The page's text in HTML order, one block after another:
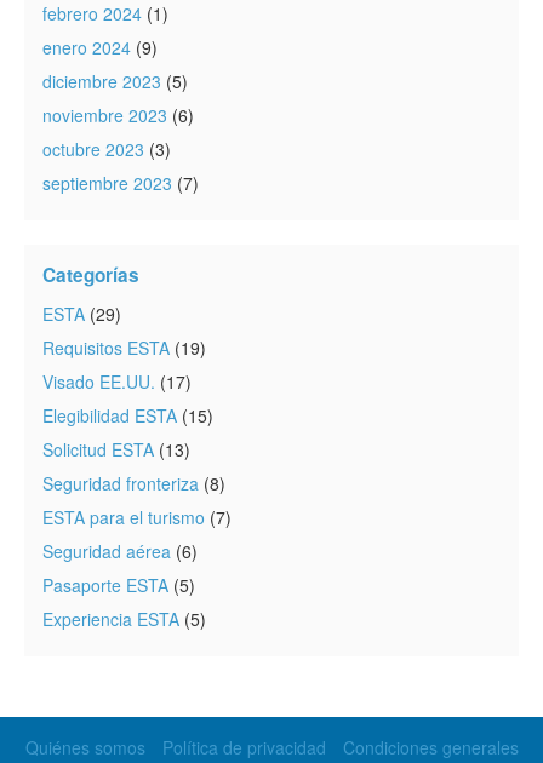
febrero 2024 (1)
enero 2024 (9)
diciembre 2023 (5)
noviembre 2023 (6)
octubre 2023 (3)
septiembre 2023 (7)
Categorías
ESTA (29)
Requisitos ESTA (19)
Visado EE.UU. (17)
Elegibilidad ESTA (15)
Solicitud ESTA (13)
Seguridad fronteriza (8)
ESTA para el turismo (7)
Seguridad aérea (6)
Pasaporte ESTA (5)
Experiencia ESTA (5)
Quiénes somos Política de privacidad Condiciones generales